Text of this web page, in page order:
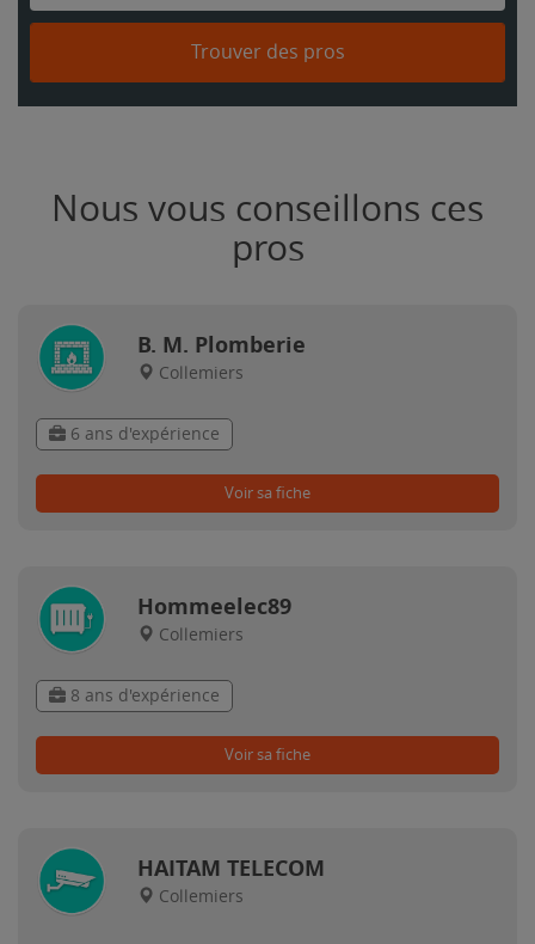
Trouver des pros
Nous vous conseillons ces
pros
B. M. Plomberie
Collemiers
6 ans d'expérience
Voir sa fiche
Hommeelec89
Collemiers
8 ans d'expérience
Voir sa fiche
HAITAM TELECOM
Collemiers